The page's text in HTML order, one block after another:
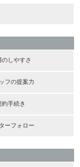
のしやすさ
フの提案力
約手続き
ーフォロー